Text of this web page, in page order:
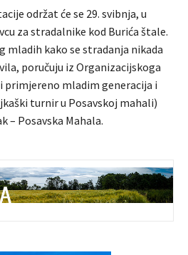
održat će se 29. svibnja, u
za stradalnike kod Burića štale.
mladih kako se stradanja nikada
poručuju iz Organizacijskoga
mladim generacija i
turnir u Posavskoj mahali)
– Posavska Mahala.